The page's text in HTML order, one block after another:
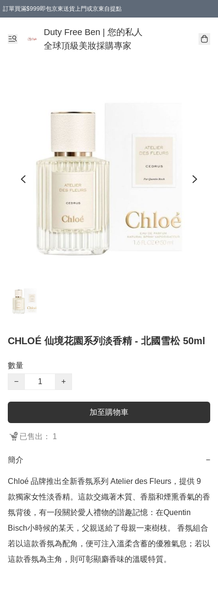
訂單買滿$999即包京東送貨上門或京東自提點
Duty Free Ben | 您的私人
全球頂級美妝採購專家
CHLOÉ 仙境花園系列淡香精 - 北國雪松 50ml
數量
−
+
加至購物車
已售出： 1
簡介 −
Chloé 品牌推出全新香氛系列 Atelier des Fleurs，提供 9
款獨家女性淡香精。這款交織著木質、香脂和煙熏香氣的香
氛背後，有一段關於愛人禮物的諧趣記憶：在Quentin
Bisch小時候的某天，父親送給了母親一束樹枝。 香氛組合
若以這款香氛為配角，便可注入溫柔含蓄的優雅氣息；若以
這款香氛為主角，則可彰顯麝香味的溫暖特質。